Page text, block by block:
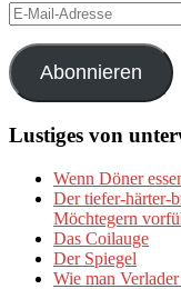
E-
Mail-
Adresse
Abonnieren
Lustiges von
Wenn Döner
Der tiefer-härter-
Möchtegern
Das Coilauge
Der Spiegel
Wie man